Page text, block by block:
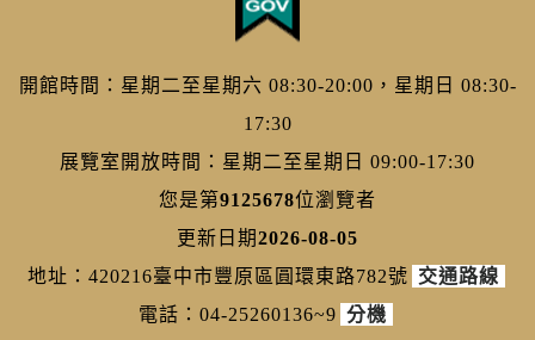
開館時間：星期二至星期六 08:30-20:00，星期日 08:30-
17:30
展覽室開放時間：星期二至星期日 09:00-17:30
您是第9125678位瀏覽者
更新日期2026-08-05
地址：420216臺中市豐原區圓環東路782號 交通路線
電話：04-25260136~9 分機